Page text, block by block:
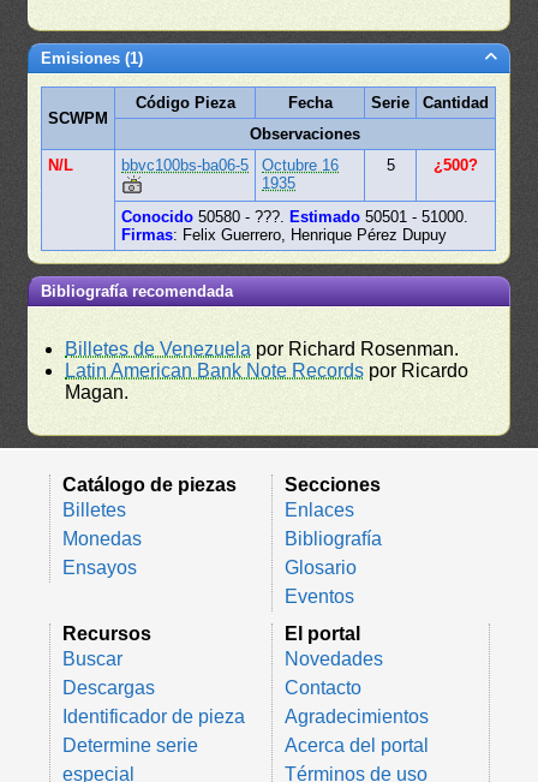
Emisiones (1)
SCWPM
Código Pieza Fecha Serie
Cantidad
Observaciones
N/L
bbvc100bs-ba06-5
Octubre 16
1935
5 ¿500?
Conocido 50580 - ???. Estimado 50501 - 51000.
Firmas: Felix Guerrero, Henrique Pérez Dupuy
Bibliografía recomendada
Billetes de Venezuela por Richard Rosenman.
Latin American Bank Note Records por Ricardo
Magan.
Catálogo de piezas
Billetes
Monedas
Ensayos
Secciones
Enlaces
Bibliografía
Glosario
Eventos
Recursos
Buscar
Descargas
Identificador de pieza
Determine serie
especial
El portal
Novedades
Contacto
Agradecimientos
Acerca del portal
Términos de uso